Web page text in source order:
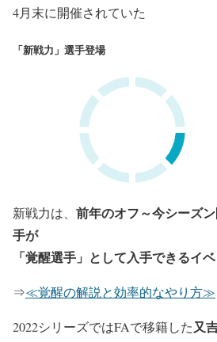
4月末に開催されていた
「新戦力」選手登場
新戦力は、 前年のオフ～今シーズ
手が
「覚醒選手」として入手できるイ
⇒≪覚醒の解説と効率的なやり方≫
2022シリーズではFAで移籍した又